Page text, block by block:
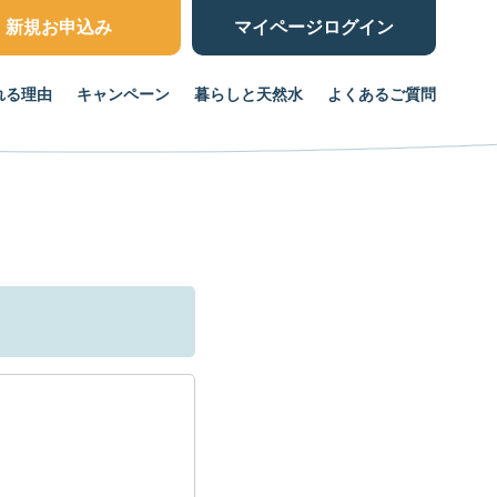
る理由 キャンペーン 暮らしと天然水 よくあるご質問
新規お申込み マイページログイン